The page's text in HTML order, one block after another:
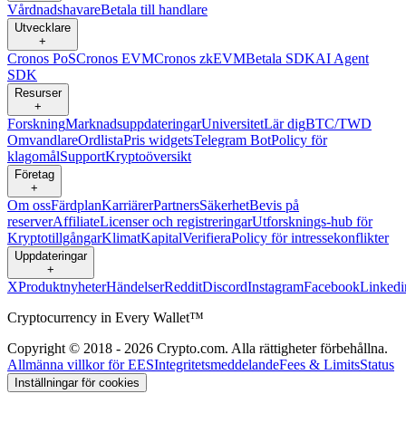
VårdnadshavareBetala till handlare
Utvecklare
+
Cronos PoSCronos EVMCronos zkEVMBetala SDKAI Agent
SDK
Resurser
+
ForskningMarknadsuppdateringarUniversitetLär digBTC/TWD
OmvandlareOrdlistaPris widgetsTelegram BotPolicy för
klagomålSupportKryptoöversikt
Företag
+
Om ossFärdplanKarriärerPartnersSäkerhetBevis på
reserverAffiliateLicenser och registreringarUtforsknings-hub för
KryptotillgångarKlimatKapitalVerifieraPolicy för intressekonflikter
Uppdateringar
+
XProduktnyheterHändelserRedditDiscordInstagramFacebook
Cryptocurrency in Every Wallet™
Copyright © 2018 - 2026 Crypto.com. Alla rättigheter förbehållna.
Allmänna villkor för EESIntegritetsmeddelandeFees & LimitsStatus
Inställningar för cookies